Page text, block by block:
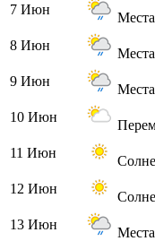
7 Июн
8 Июн
9 Июн
10 Июн
11 Июн
12 Июн
13 Июн